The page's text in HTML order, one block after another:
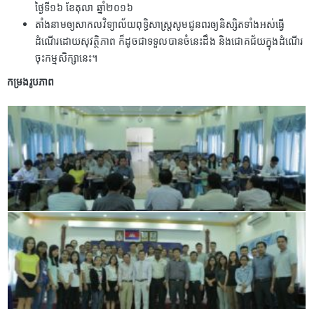
ថ្ងៃទី១៦ ខែតុលា ឆ្នាំ២០១៦
តាំងនាមឲ្យសាកលវិទ្យាល័យពុទ្ធិសាស្រ្តសូមជូនពរឲ្យនិស្សិតទាំងអស់ធ្វើ
ដំណើរដោយសុវត្ថិភាព ក៏ដូចជាទទួលបានចំនេះដឹង និងជោគជ័យក្នុងដំណើរ
ចុះកម្មសិក្សានេះ។
កម្រងរូបភាព